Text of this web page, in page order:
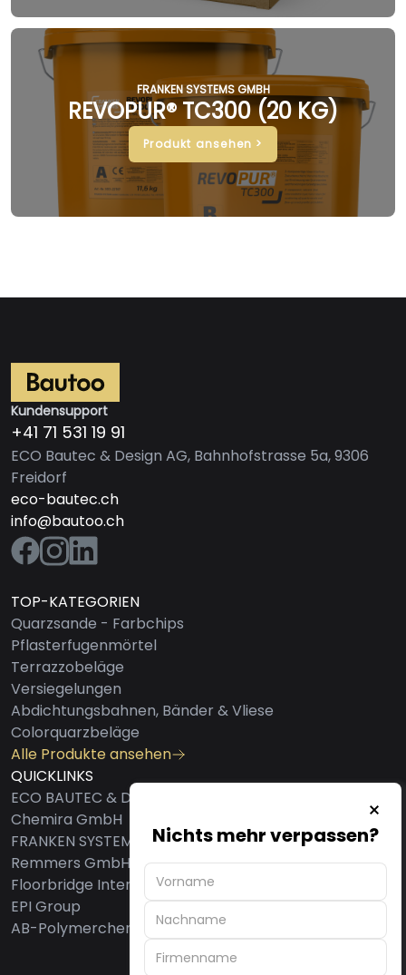
FRANKEN SYSTEMS GMBH
REVOPUR® TC300 (20 KG)
Produkt ansehen >
Kundensupport
+41 71 531 19 91
ECO Bautec & Design AG, Bahnhofstrasse 5a, 9306
Freidorf
eco-bautec.ch
info@bautoo.ch
TOP-KATEGORIEN
Quarzsande - Farbchips
Pflasterfugenmörtel
Terrazzobeläge
Versiegelungen
Abdichtungsbahnen, Bänder & Vliese
Colorquarzbeläge
Alle Produkte ansehen
QUICKLINKS
ECO BAUTEC & DESIGN AG
Chemira GmbH
FRANKEN SYSTEMS GMBH
Remmers GmbH
Floorbridge International GmbH
EPI Group
AB-Polymerchemie GmbH
Nichts mehr verpassen?